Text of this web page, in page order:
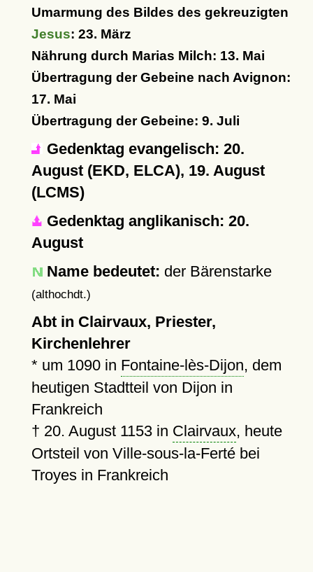
Umarmung des Bildes des gekreuzigten
Jesus: 23. März
Nährung durch Marias Milch: 13. Mai
Übertragung der Gebeine nach Avignon:
17. Mai
Übertragung der Gebeine: 9. Juli
Gedenktag evangelisch: 20.
August (EKD, ELCA), 19. August
(LCMS)
Gedenktag anglikanisch: 20.
August
Name bedeutet: der Bärenstarke
(althochdt.)
Abt in Clairvaux, Priester,
Kirchenlehrer
* um 1090in Fontaine-lès-Dijon, dem
heutigen Stadtteil von Dijon in
Frankreich
† 20. August 1153in Clairvaux, heute
Ortsteil von Ville-sous-la-Ferté bei
Troyes in Frankreich